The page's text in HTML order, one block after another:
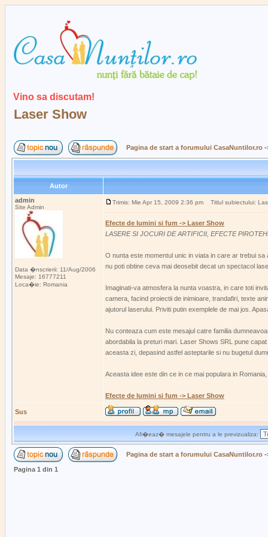
Vino sa discutam!
Laser Show
Pagina de start a forumului CasaNuntilor.ro
Autor
admin
Site Admin
Data �nscrierii: 11/Aug/2006
Mesaje: 16777211
Loca�ie: Romania
Trimis: Mie Apr 15, 2009 2:36 pm Titlul subiectului:
Efecte de lumini si fum -> Laser Show
LASERE SI JOCURI DE ARTIFICII, EFECTE
O nunta este momentul unic in viata in care ar trebui
nu poti obtine ceva mai deosebit decat un spectacol
Imaginati-va atmosfera la nunta voastra, in care toti
camera, facind proiectii de inimioare, trandafiri, texte
ajutorul laserului. Priviti putin exemplele de mai jos.
Nu conteaza cum este mesajul catre familia
abordabila la preturi mari. Laser Shows SRL pune
aceasta zi, depasind astfel asteptarile si nu bugetul
Aceasta idee este din ce in ce mai populara in
Efecte de lumini si fum -> Laser Show
Sus
Afi�eaz� mesajele pentru a le previzualiza:
Pagina de start a forumului CasaNuntilor.ro
Pagina 1 din 1